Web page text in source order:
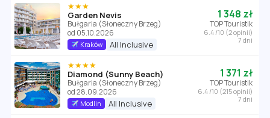
★★★
Garden Nevis
Bułgaria (Słoneczny Brzeg)
od 05.10.2026
Kraków All Inclusive
1 348 zł
TOP Touristik
6.4 /10 (2 opinii)
7 dni
★★★★
Diamond (Sunny Beach)
Bułgaria (Słoneczny Brzeg)
od 28.09.2026
Modlin All Inclusive
1 371 zł
TOP Touristik
6.4 /10 (215 opinii)
7 dni